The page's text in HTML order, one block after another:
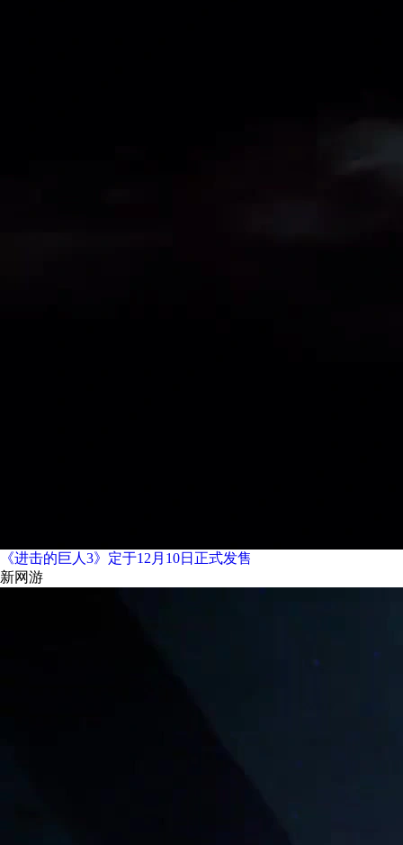
《进击的巨人3》定于12月10日正式发售
新网游